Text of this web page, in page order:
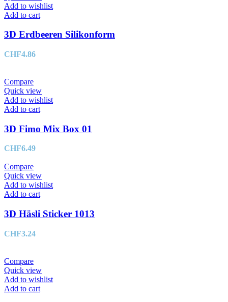
Add to wishlist
Add to cart
3D Erdbeeren Silikonform
CHF4.86
Compare
Quick view
Add to wishlist
Add to cart
3D Fimo Mix Box 01
CHF6.49
Compare
Quick view
Add to wishlist
Add to cart
3D Häsli Sticker 1013
CHF3.24
Compare
Quick view
Add to wishlist
Add to cart